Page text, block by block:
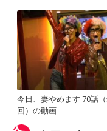
今日、妻やめます 70話
回）の動画